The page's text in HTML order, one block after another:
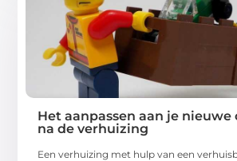
Het aanpassen aan je nieuwe
na de verhuizing
Een verhuizing met hulp van een